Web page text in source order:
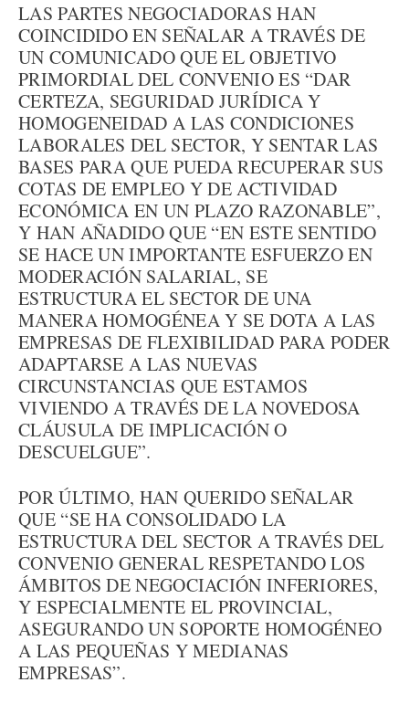
LAS PARTES NEGOCIADORAS HAN
COINCIDIDO EN SEÑALAR A TRAVÉS DE
UN COMUNICADO QUE EL OBJETIVO
PRIMORDIAL DEL CONVENIO ES “DAR
CERTEZA, SEGURIDAD JURÍDICA Y
HOMOGENEIDAD A LAS CONDICIONES
LABORALES DEL SECTOR, Y SENTAR LAS
BASES PARA QUE PUEDA RECUPERAR SUS
COTAS DE EMPLEO Y DE ACTIVIDAD
ECONÓMICA EN UN PLAZO RAZONABLE”,
Y HAN AÑADIDO QUE “EN ESTE SENTIDO
SE HACE UN IMPORTANTE ESFUERZO EN
MODERACIÓN SALARIAL, SE
ESTRUCTURA EL SECTOR DE UNA
MANERA HOMOGÉNEA Y SE DOTA A LAS
EMPRESAS DE FLEXIBILIDAD PARA PODER
ADAPTARSE A LAS NUEVAS
CIRCUNSTANCIAS QUE ESTAMOS
VIVIENDO A TRAVÉS DE LA NOVEDOSA
CLÁUSULA DE IMPLICACIÓN O
DESCUELGUE”.
POR ÚLTIMO, HAN QUERIDO SEÑALAR
QUE “SE HA CONSOLIDADO LA
ESTRUCTURA DEL SECTOR A TRAVÉS DEL
CONVENIO GENERAL RESPETANDO LOS
ÁMBITOS DE NEGOCIACIÓN INFERIORES,
Y ESPECIALMENTE EL PROVINCIAL,
ASEGURANDO UN SOPORTE HOMOGÉNEO
A LAS PEQUEÑAS Y MEDIANAS
EMPRESAS”.